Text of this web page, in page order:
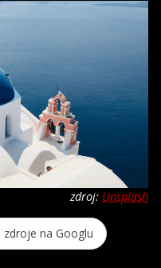
zdroj: Unsplash
na Googlu